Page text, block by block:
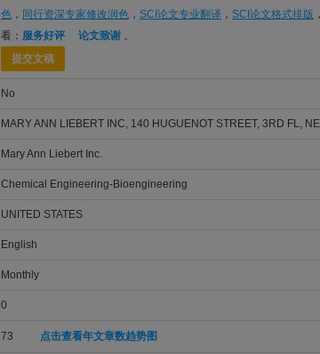
色 ， 同行资深专家修改润色 ， SCI论文专业翻译 ， SCI论文格式排版 ，
看： 服务好评 论文致谢 。
提交文稿
No
MARY ANN LIEBERT INC, 140 HUGUENOT STREET, 3RD FL,
Mary Ann Liebert Inc.
Chemical Engineering-Bioengineering
UNITED STATES
English
Monthly
0
73 点击查看年文章数趋势图